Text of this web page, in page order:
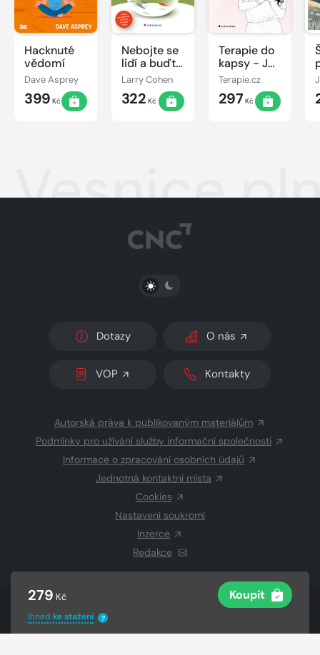
279 Kč Koupit
Ihned ke stažení ?
Hacknuté
vědomí
Dave Asprey
399 Kč
Nebojte se
lidí a buďte
sami sebou
Larry Cohen
322 Kč
Terapie do
kapsy - Jak
se vyznat
ve vztazích
i sám v
Terapie.cz
297 Kč
Vesnice
PŘEPNOUT SVĚTLÝ/TMAVÝ REŽIM
Dotazy O nás
VOP Kontakty
Autorská práva k publikovaným materiálům
Podmínky pro užívání služby informační společnosti
Informace o zpracování osobních údajů
Jednotná kontaktní místa
Cookies
Nastavení soukromí
Inzerce
Redakce
CZECH NEWS CENTER a.s.a dodavatelé
VysázenoGrand IT s.r.o.